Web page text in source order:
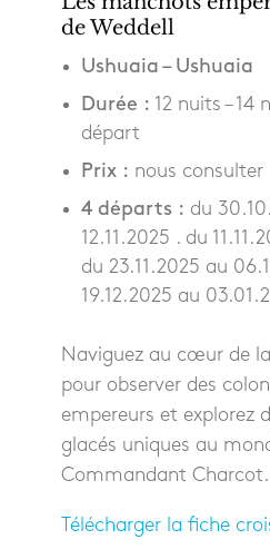
de Weddell
Ushuaia – Ushuaia
Durée : 12 nuits – 14
départ
Prix : nous consulter
4 départs : du
12.11.2025 . du
du 23.11.2025 au
19.12.2025 au
Naviguez au cœur de la
pour observer des
empereurs et explorez
glacés uniques au
Commandant Charcot.
Télécharger la fiche